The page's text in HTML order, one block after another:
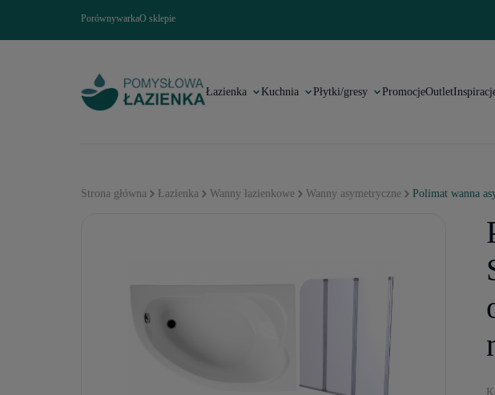
PorównywarkaO sklepie
Łazienka Kuchnia Płytki/gresy PromocjeOutlet
Strona główna Łazienka Wanny łazienkowe Wanny asymetryczne Polimat wanna